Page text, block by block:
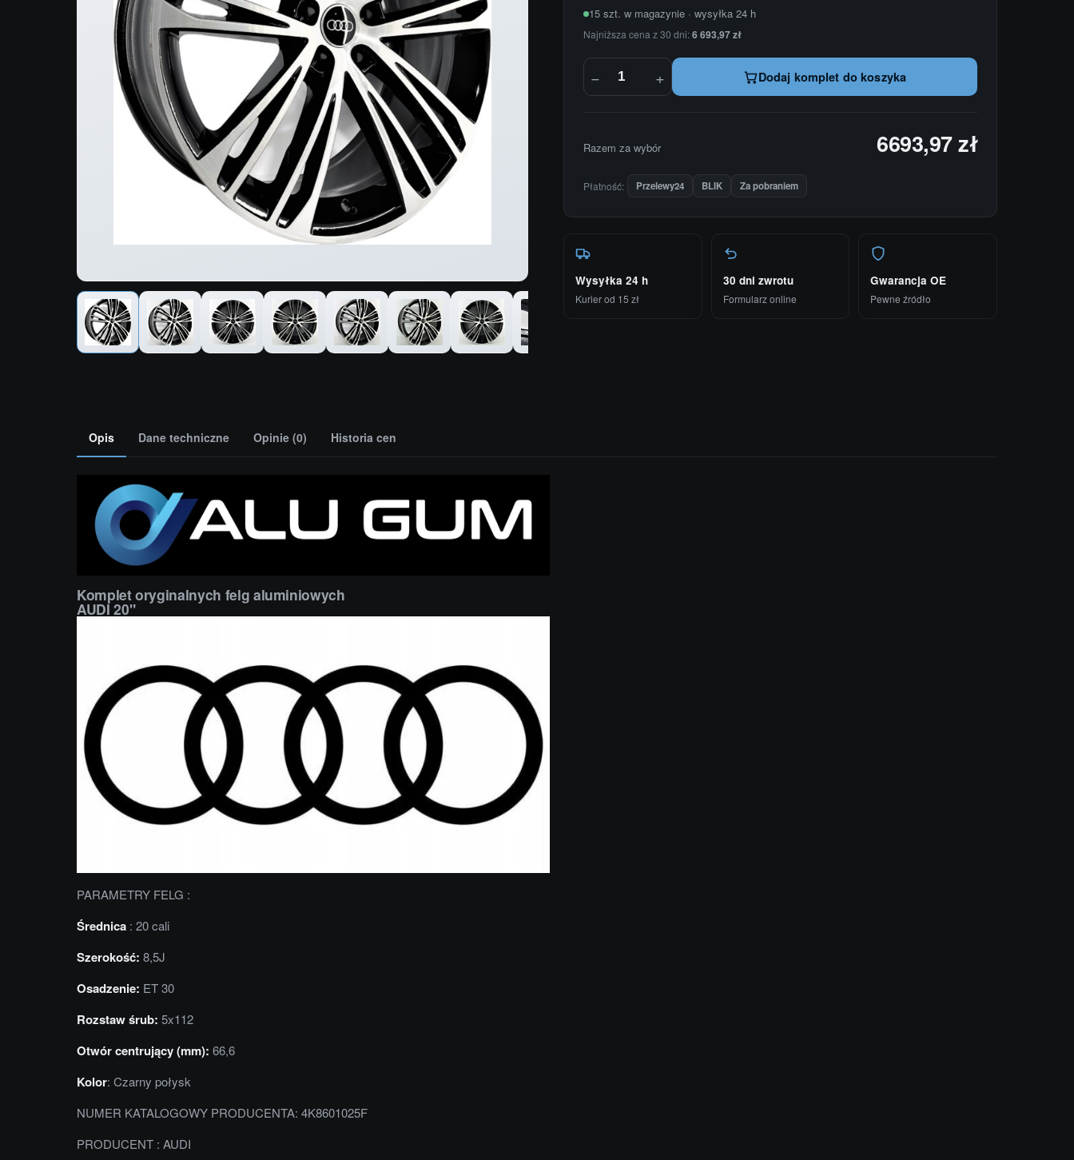
15 szt. w magazynie · wysyłka 24 h
Najniższa cena z 30 dni:6 693,97 zł
− + Dodaj komplet do koszyka
Razem za wybór 6693,97 zł
Płatność: Przelewy24 BLIK Za pobraniem
Wysyłka 24 h
Kurier od 15 zł
30 dni zwrotu
Formularz online
Gwarancja OE
Pewne źródło
Opis Dane techniczne Opinie (0) Historia cen
Komplet oryginalnych felg aluminiowych
AUDI 20"
PARAMETRY FELG :
Średnica : 20 cali
Szerokość: 8,5J
Osadzenie: ET 30
Rozstaw śrub: 5x112
Otwór centrujący (mm): 66,6
Kolor: Czarny połysk
NUMER KATALOGOWY PRODUCENTA: 4K8601025F
PRODUCENT : AUDI